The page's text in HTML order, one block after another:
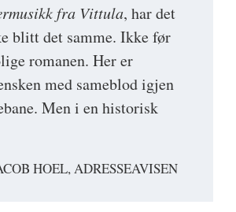
fra Vittula, har det
blitt det samme. Ikke før
romanen. Her er
med sameblod igjen
Men i en historisk
HOEL, ADRESSEAVISEN